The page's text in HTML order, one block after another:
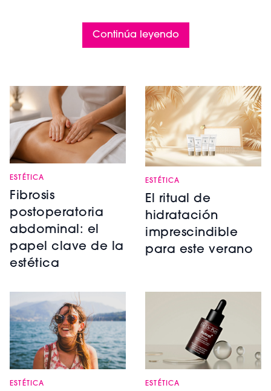
Continúa leyendo
ESTÉTICA
Fibrosis
postoperatoria
abdominal: el
papel clave de la
estética
ESTÉTICA
El ritual de
hidratación
imprescindible
para este verano
ESTÉTICA ESTÉTICA